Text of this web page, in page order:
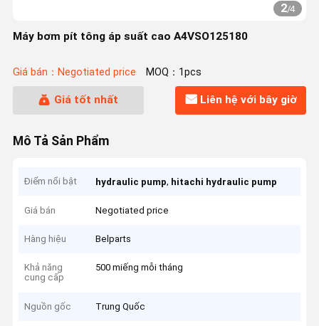
2/4
Máy bơm pít tông áp suất cao A4VSO125180
Giá bán：Negotiated price MOQ：1pcs
Giá tốt nhất Liên hệ với bây giờ
Mô Tả Sản Phẩm
Điểm nổi bật hydraulic pump, hitachi hydraulic pump
Giá bán Negotiated price
Hàng hiệu Belparts
Khả năng
cung cấp
500 miếng mỗi tháng
Nguồn gốc Trung Quốc